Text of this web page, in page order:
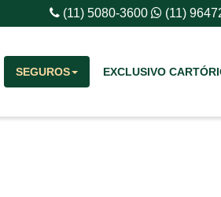
(11) 5080-3600 (11)
SEGUROS EXCLUSIVO